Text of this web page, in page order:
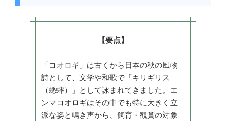
【要点】
「コオロギ」は古くから日本の秋の風物
詩として、文学や和歌で「キリギリス
（蟋蟀）」として詠まれてきました。エ
ンマコオロギはその中でも特に大きく立
派な姿と鳴き声から、飼育・観賞の対象